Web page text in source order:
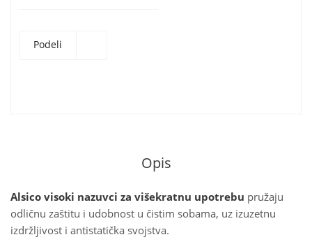
Podeli
Opis
Alsico visoki nazuvci za višekratnu upotrebu pružaju
odličnu zaštitu i udobnost u čistim sobama, uz izuzetnu
izdržljivost i antistatička svojstva.